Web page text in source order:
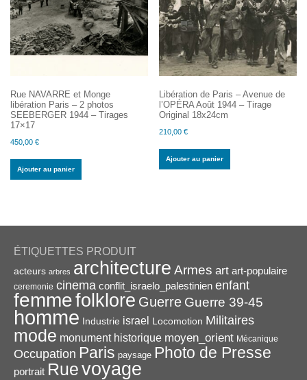
Rue NAVARRE et Monge
libération Paris – 2 photos
SEEBERGER 1944 – Tirages
17×17
450,00 €
Ajouter au panier
Libération de Paris – Avenue de
l’OPÉRA Août 1944 – Tirage
Original 18x24cm
210,00€
Ajouter au panier
ÉTIQUETTES PRODUIT
acteurs arbres architecture Armes art art-populaire
ceremonie cinema conflit_israelo_palestinien enfant
femmefolklore Guerre Guerre 39-45
homme Industrie israel Locomotion Militaires
mode monument historique moyen_orient Mécanique
Occupation Paris paysage Photo de Presse
portrait Ruevoyage